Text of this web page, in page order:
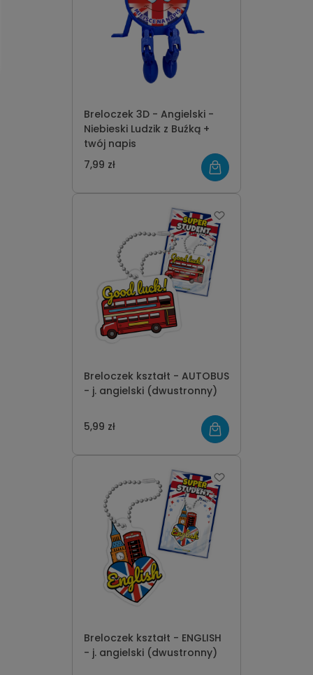
Breloczek 3D - Angielski -
Niebieski Ludzik z Buźką +
twój napis
7,99 zł
Breloczek kształt - AUTOBUS
- j. angielski (dwustronny)
5,99 zł
Breloczek kształt - ENGLISH
- j. angielski (dwustronny)